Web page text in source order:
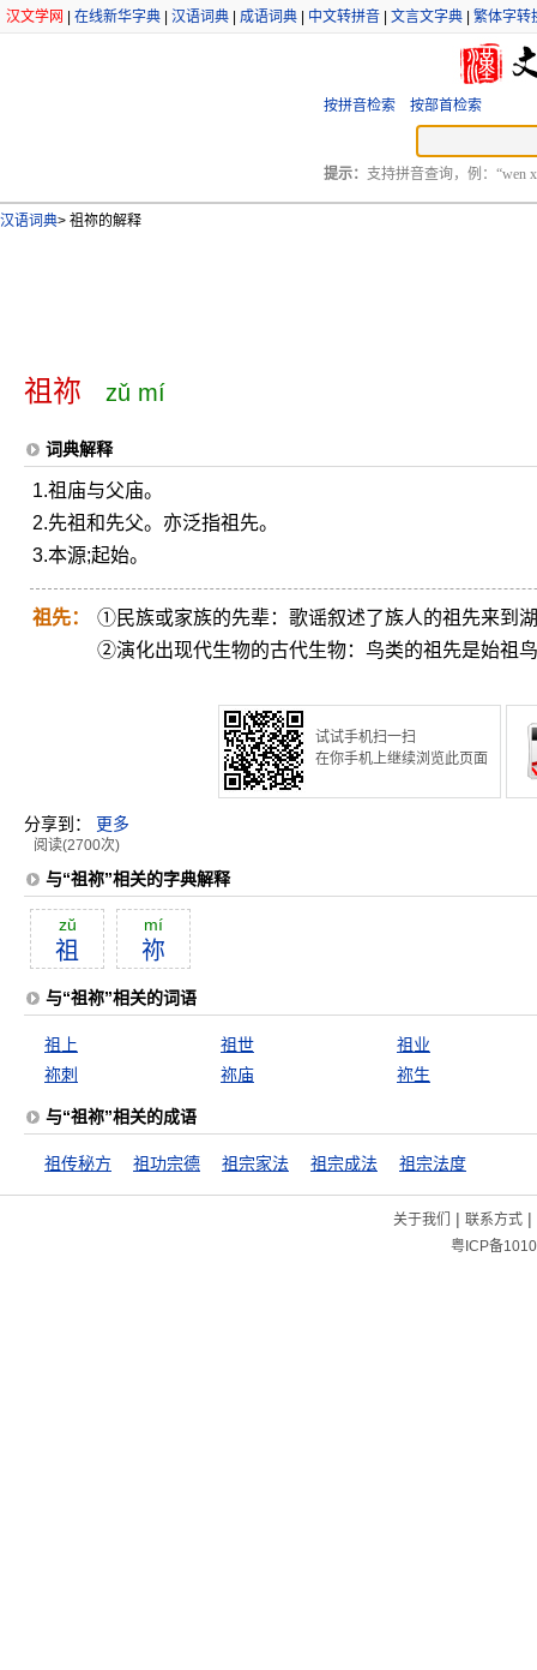
汉文学网 在线新华字典 汉语词典 成语词典 中文转拼音 文言文字典 繁体字转
按拼音检索 按部首检索
提示： 支持拼音查询，例：“wen
汉语词典> 祖祢的解释
祖祢 zǔ mí
词典解释
1.祖庙与父庙。
2.先祖和先父。亦泛指祖先。
3.本源;起始。
祖先：
①民族或家族的先辈：歌谣叙述了族人的祖先来到
②演化出现代生物的古代生物：鸟类的祖先是始祖
试试手机扫一扫
在你手机上继续浏览此页面
分享到： 更多
阅读(2700次)
与“祖祢”相关的字典解释
zŭ
祖
mí
祢
与“祖祢”相关的词语
祖上 祖世
祖业
祢刺
祢庙 祢生
与“祖祢”相关的成语
祖传秘方 祖功宗德 祖宗家法 祖宗成法 祖宗法度
关于我们 | 联系方式|
粤ICP备